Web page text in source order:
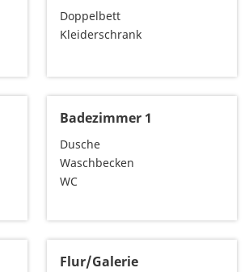
Doppelbett
Kleiderschrank
Badezimmer 1
Dusche
Waschbecken
WC
Flur/Galerie